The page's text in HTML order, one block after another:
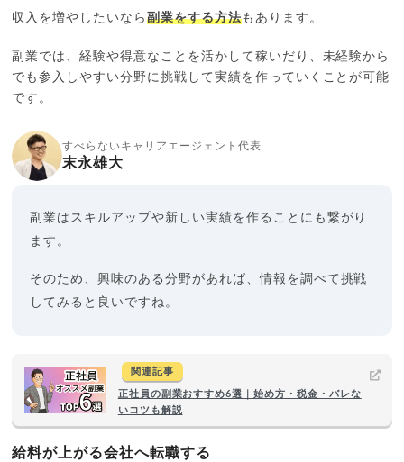
収入を増やしたいなら副業をする方法もあります。
副業では、経験や得意なことを活かして稼いだり、未経験から
でも参入しやすい分野に挑戦して実績を作っていくことが可能
です。
すべらないキャリアエージェント代表
末永雄大
副業はスキルアップや新しい実績を作ることにも繋がり
ます。
そのため、興味のある分野があれば、情報を調べて挑戦
してみると良いですね。
関連記事
正社員の副業おすすめ6選｜始め方・税金・バレな
いコツも解説
給料が上がる会社へ転職する